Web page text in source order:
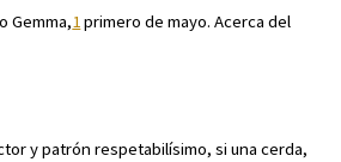
Gemma,1primero de mayo. Acerca del
y patrón respetabilísimo, si una cerda,